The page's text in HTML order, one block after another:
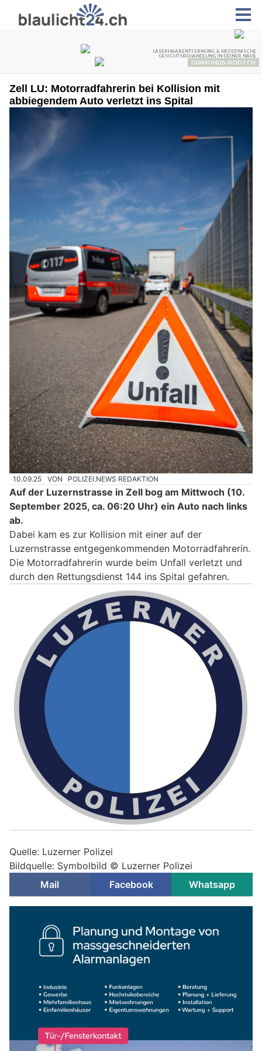
Zell LU: Motorradfahrerin bei Kollision mit
abbiegendem Auto verletzt ins Spital
10.09.25 VON POLIZEI.NEWS REDAKTION
Auf der Luzernstrasse in Zell bog am Mittwoch (10.
September 2025, ca. 06:20 Uhr) ein Auto nach links
ab.
Dabei kam es zur Kollision mit einer auf der
Luzernstrasse entgegenkommenden Motorradfahrerin.
Die Motorradfahrerin wurde beim Unfall verletzt und
durch den Rettungsdienst 144 ins Spital gefahren.
Quelle: Luzerner Polizei
Bildquelle: Symbolbild © Luzerner Polizei
Mail
Facebook Whatsapp